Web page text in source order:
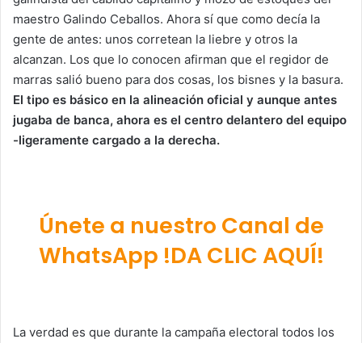
maestro Galindo Ceballos. Ahora sí que como decía la
gente de antes: unos corretean la liebre y otros la
alcanzan. Los que lo conocen afirman que el regidor de
marras salió bueno para dos cosas, los bisnes y la basura.
El tipo es básico en la alineación oficial y aunque antes
jugaba de banca, ahora es el centro delantero del equipo
-ligeramente cargado a la derecha.
Únete a nuestro Canal de
WhatsApp !DA CLIC AQUÍ!
La verdad es que durante la campaña electoral todos los